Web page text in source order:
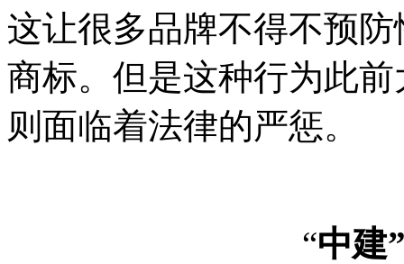
这让很多品牌不得不预
商标。但是这种行为此
则面临着法律的严惩。
“中建